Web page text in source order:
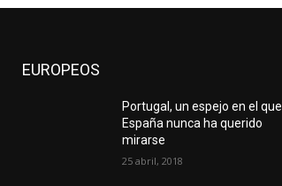
EUROPEOS
Portugal, un espejo en el que
España nunca ha querido
mirarse
25 abril, 2018